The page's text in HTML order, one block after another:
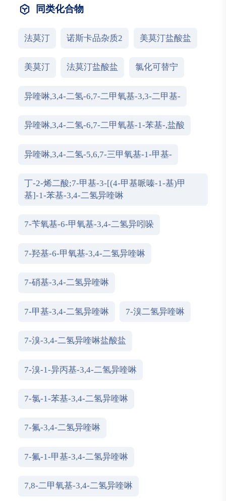
同类化合物
法莫汀 诺斯卡品杂质2 美莫汀盐酸盐
美莫汀 法莫汀盐酸盐 氯化可替宁
异喹啉,3,4-二氢-6,7-二甲氧基-3,3-二甲基-
异喹啉,3,4-二氢-6,7-二甲氧基-1-苯基-,盐酸
异喹啉,3,4-二氢-5,6,7-三甲氧基-1-甲基-
丁-2-烯二酸;7-甲基-3-[(4-甲基哌嗪-1-基)甲
基]-1-苯基-3,4-二氢异喹啉
7-苄氧基-6-甲氧基-3,4-二氢异吲哚
7-羟基-6-甲氧基-3,4-二氢异喹啉
7-硝基-3,4-二氢异喹啉
7-甲基-3,4-二氢异喹啉 7-溴二氢异喹啉
7-溴-3,4-二氢异喹啉盐酸盐
7-溴-1-异丙基-3,4-二氢异喹啉
7-氯-1-苯基-3,4-二氢异喹啉
7-氟-3,4-二氢异喹啉
7-氟-1-甲基-3,4-二氢异喹啉
7,8-二甲氧基-3,4-二氢异喹啉